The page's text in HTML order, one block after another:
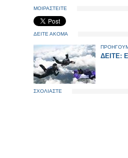
ΜΟΙΡΑΣΤΕΙΤΕ
ΔΕΙΤΕ ΑΚΟΜΑ
ΔΕΙΤΕ:
ΣΧΟΛΙΑΣΤΕ